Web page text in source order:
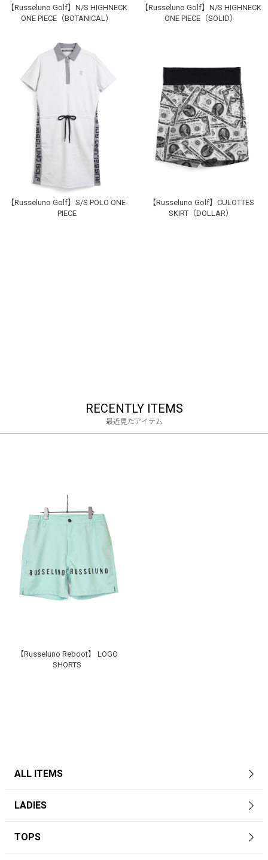
YELLOW 0
カートに入れる
2 カートに入れる
GREEN SOLD OUT
1
お買い物を続ける カートへ進む
【Russeluno Golf】N/S HIGHNECK
ONE PIECE（BOTANICAL）
【Russeluno Golf】N/S HIGHNECK
ONE PIECE（SOLID）
【Russeluno Golf】S/S POLO ONE-
PIECE
【Russeluno Golf】CULOTTES
SKIRT（DOLLAR）
RECENTLY ITEMS
最近見たアイテム
【Russeluno Reboot】 LOGO
SHORTS
ALL ITEMS
LADIES
TOPS